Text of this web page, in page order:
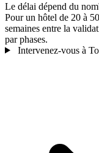
Le délai dépend du
Pour un hôtel de 20 à
semaines entre la
par phases.
Intervenez-vous à